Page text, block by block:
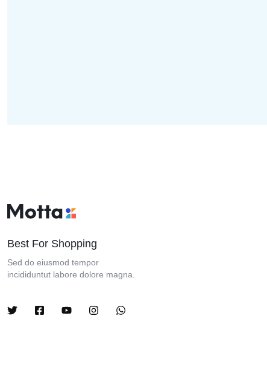
Best For Shopping
Sed do eiusmod tempor
incididuntut labore dolore magna.